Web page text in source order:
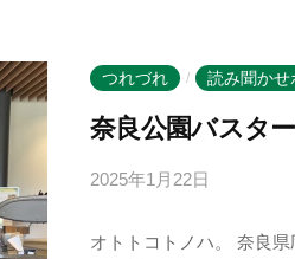
つれづれ / 読み聞かせ
奈良公園バスタ
2025年1月22日
k
オトトコトノハ。 奈良